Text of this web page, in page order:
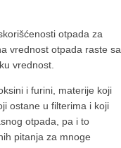
otpada za
vrednost otpada raste sa
vrednost.
i furini, materije koji
ostane u filterima i koji
otpada, pa i to
pitanja za mnoge